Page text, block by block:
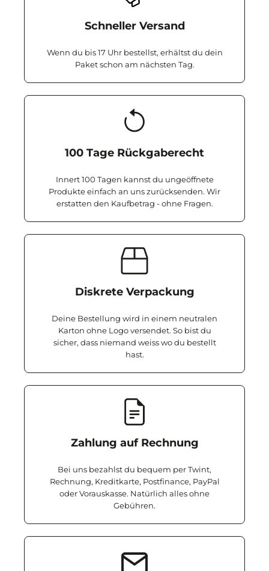
Schneller Versand
Wenn du bis 17 Uhr bestellst, erhältst du dein
Paket schon am nächsten Tag.
100 Tage Rückgaberecht
Innert 100 Tagen kannst du ungeöffnete
Produkte einfach an uns zurücksenden. Wir
erstatten den Kaufbetrag - ohne Fragen.
Diskrete Verpackung
Deine Bestellung wird in einem neutralen
Karton ohne Logo versendet. So bist du
sicher, dass niemand weiss wo du bestellt
hast.
Zahlung auf Rechnung
Bei uns bezahlst du bequem per Twint,
Rechnung, Kreditkarte, Postfinance, PayPal
oder Vorauskasse. Natürlich alles ohne
Gebühren.